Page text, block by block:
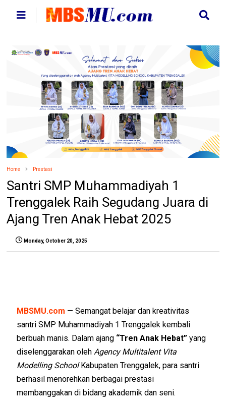
Home Prestasi
Santri SMP Muhammadiyah 1
Trenggalek Raih Segudang Juara di
Ajang Tren Anak Hebat 2025
Monday, October 20, 2025
MBSMU.com — Semangat belajar dan kreativitas
santri SMP Muhammadiyah 1 Trenggalek kembali
berbuah manis. Dalam ajang “Tren Anak Hebat” yang
diselenggarakan olehAgency Multitalent Vita
Modelling SchoolKabupaten Trenggalek, para santri
berhasil menorehkan berbagai prestasi
membanggakan di bidang akademik dan seni.